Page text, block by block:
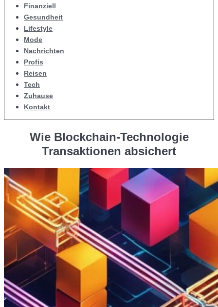
Finanziell
Gesundheit
Lifestyle
Mode
Nachrichten
Profis
Reisen
Tech
Zuhause
Kontakt
Wie Blockchain-Technologie
Transaktionen absichert